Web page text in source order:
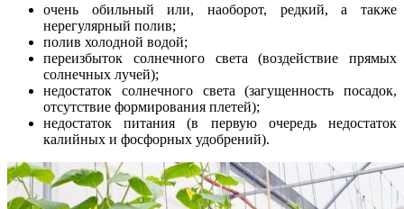
очень обильный или, наоборот, редкий, а также
нерегулярный полив;
полив холодной водой;
переизбыток солнечного света (воздействие прямых
солнечных лучей);
недостаток солнечного света (загущенность посадок,
отсутствие формирования плетей);
недостаток питания (в первую очередь недостаток
калийных и фосфорных удобрений).